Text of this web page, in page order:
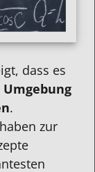
dass es
Umgebung
n.
zur